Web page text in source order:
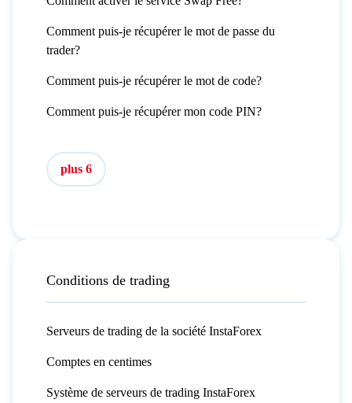
Comment puis-je récupérer le mot de passe du
trader?
Comment puis-je récupérer le mot de code?
Comment puis-je récupérer mon code PIN?
plus 6
Conditions de trading
Serveurs de trading de la société InstaForex
Comptes en centimes
Système de serveurs de trading InstaForex